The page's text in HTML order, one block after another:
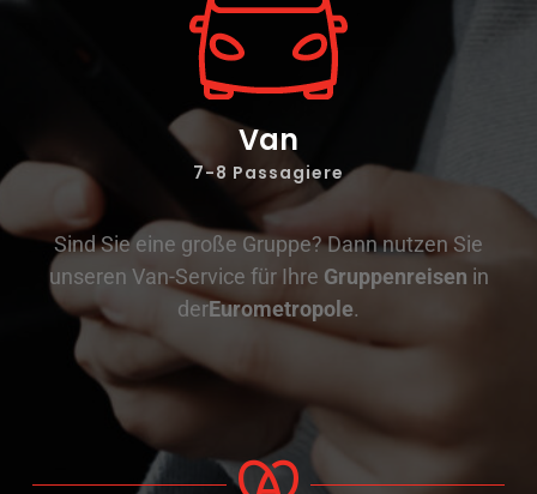
Van
7-8 Passagiere
Sind Sie eine große Gruppe? Dann nutzen Sie
unseren Van-Service für Ihre Gruppenreisen in
derEurometropole.